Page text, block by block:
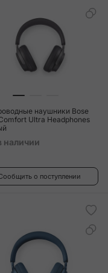
наушники Bose
Ultra Headphones
наличии
о поступлении